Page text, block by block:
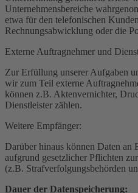
Unternehmensbereiche
etwa für den telefonischen
Rechnungsabwicklung oder die
Externe Auftragnehmer und
Zur Erfüllung unserer Aufgaben
wir zum Teil externe
können z.B. Aktenvernichter,
Dienstleister zählen.
Weitere Empfänger:
Darüber hinaus können Daten an
aufgrund gesetzlicher Pflichten
(z.B. Strafverfolgungsbehörden
Dauer der Datenspeicherung: